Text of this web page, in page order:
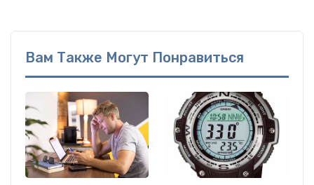
Вам Также Могут Понравиться